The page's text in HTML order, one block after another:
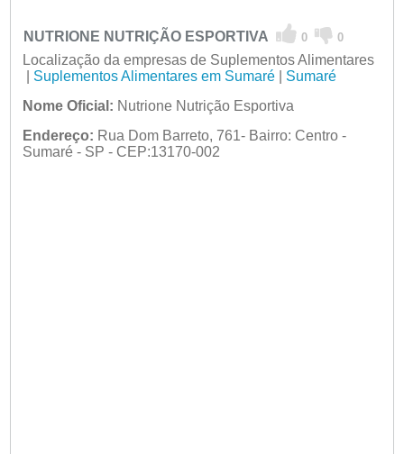
NUTRIONE NUTRIÇÃO ESPORTIVA 0 0
Localização da empresas de Suplementos Alimentares
Suplementos Alimentares em Sumaré| Sumaré
Nome Oficial: Nutrione Nutrição Esportiva
Endereço: Rua Dom Barreto, 761- Bairro: Centro -
Sumaré - SP - CEP:13170-002